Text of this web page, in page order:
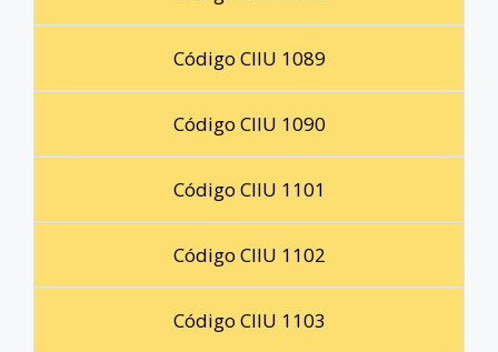
Código CIIU 1089
Código CIIU 1090
Código CIIU 1101
Código CIIU 1102
Código CIIU 1103